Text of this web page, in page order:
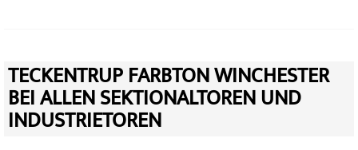
TECKENTRUP FARBTON WINCHESTER
BEI ALLEN SEKTIONALTOREN UND
INDUSTRIETOREN